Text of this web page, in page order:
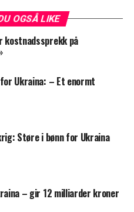
OGSÅ LIKE
kostnadssprekk på
Ukraina: – Et enormt
Støre i bønn for Ukraina
– gir 12 milliarder kroner